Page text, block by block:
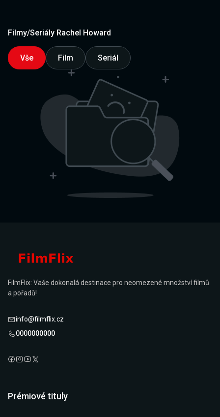
Filmy/Seriály Rachel Howard
Vše Film Seriál
FilmFlix: Vaše dokonalá destinace pro neomezené množství filmů
a pořadů!
info@filmflix.cz
0000000000
Prémiové tituly